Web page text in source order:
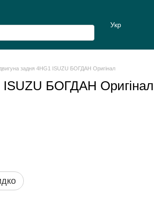
Укр
задня 4HG1 ISUZU БОГДАН Оригінал
ISUZU БОГДАН Оригінал